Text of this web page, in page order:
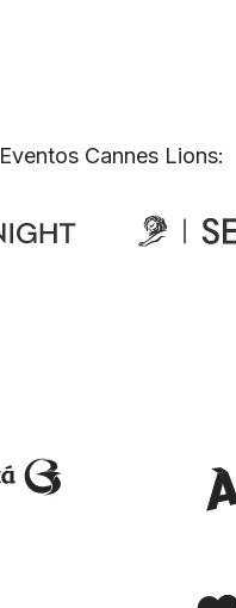
Eventos Cannes Lions: